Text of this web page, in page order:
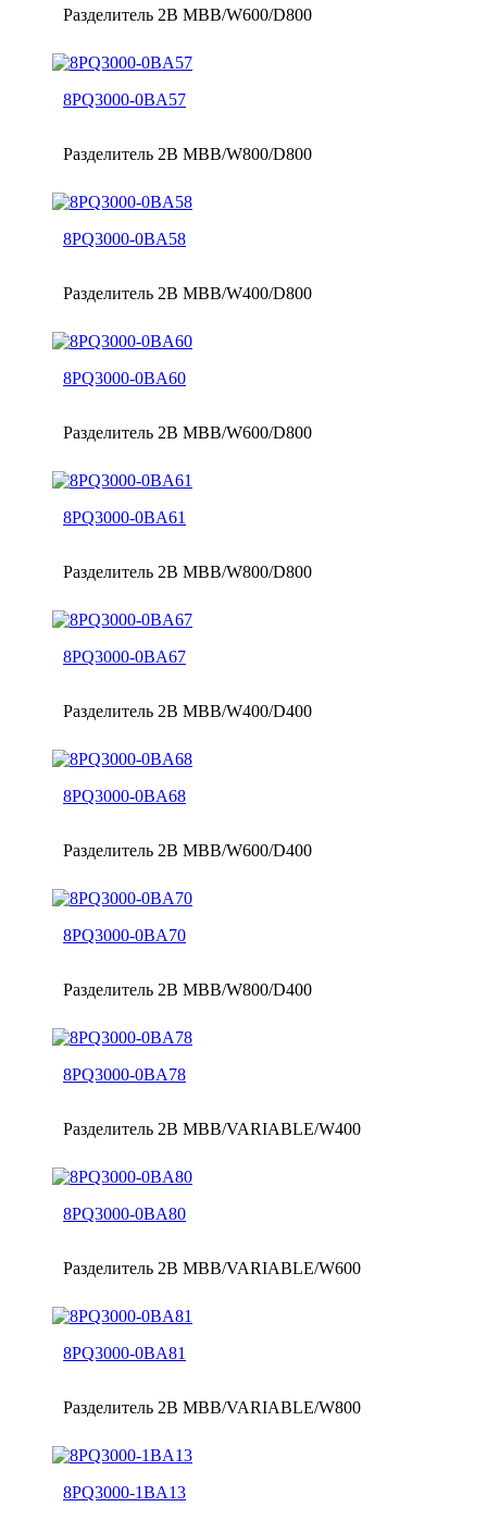
Разделитель 2B MBB/W600/D800
8PQ3000-0BA57
Разделитель 2B MBB/W800/D800
8PQ3000-0BA58
Разделитель 2B MBB/W400/D800
8PQ3000-0BA60
Разделитель 2B MBB/W600/D800
8PQ3000-0BA61
Разделитель 2B MBB/W800/D800
8PQ3000-0BA67
Разделитель 2B MBB/W400/D400
8PQ3000-0BA68
Разделитель 2B MBB/W600/D400
8PQ3000-0BA70
Разделитель 2B MBB/W800/D400
8PQ3000-0BA78
Разделитель 2B MBB/VARIABLE/W400
8PQ3000-0BA80
Разделитель 2B MBB/VARIABLE/W600
8PQ3000-0BA81
Разделитель 2B MBB/VARIABLE/W800
8PQ3000-1BA13